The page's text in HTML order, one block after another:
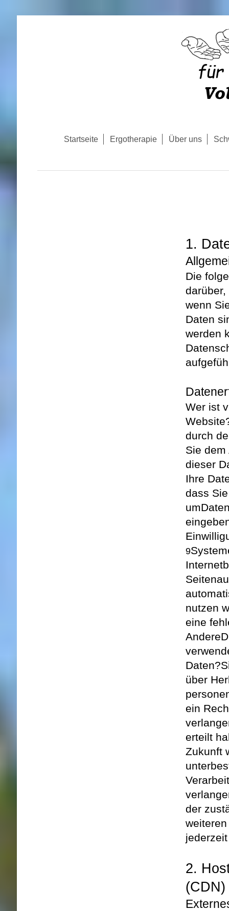
Startseite Ergotherapie Über uns
1.
Die
wenn
Daten
werden
Wer ist
durch
Sie dem
dieser
Ihre
dass
um
9
nutzen
eine
Andere
Daten?
über
ein
erteilt
Zukunft
unter
der
2.
(CDN)